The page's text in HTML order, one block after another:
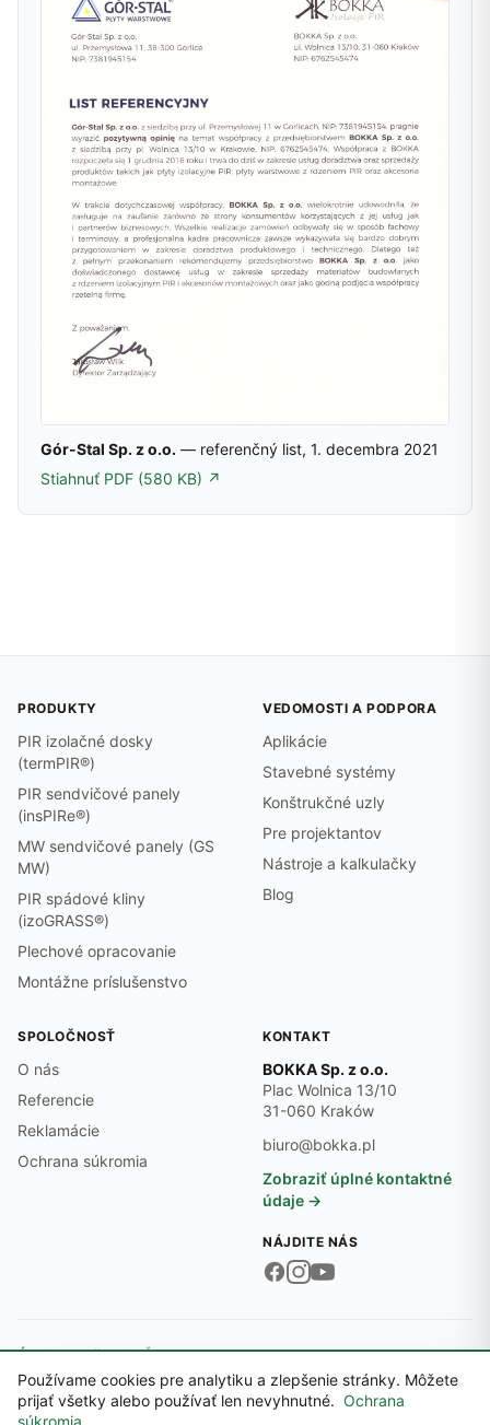
Gór-Stal Sp. z o.o. — referenčný list, 1. decembra 2021
Stiahnuť PDF (580 KB) ↗
PRODUKTY
PIR izolačné dosky
(termPIR®)
PIR sendvičové panely
(insPIRe®)
MW sendvičové panely (GS
MW)
PIR spádové kliny
(izoGRASS®)
Plechové opracovanie
Montážne príslušenstvo
VEDOMOSTI A PODPORA
Aplikácie
Stavebné systémy
Konštrukčné uzly
Pre projektantov
Nástroje a kalkulačky
Blog
SPOLOČNOSŤ
O nás
Referencie
Reklamácie
Ochrana súkromia
KONTAKT
BOKKA Sp. z o.o.
Plac Wolnica 13/10
31-060 Kraków
biuro@bokka.pl
Zobraziť úplné kontaktné
údaje →
NÁJDITE NÁS
Údaje spoločnosti:IČ DPH PL6762545474 · REGON 369497701 · KRS
0000718870
© 2026 BOKKA Sp. z o.o.
Okresný súd pre Krakov-Śródmieście, XI. obchodné oddelenie Národného
Používame cookies pre analytiku a zlepšenie stránky. Môžete
prijať všetky alebo používať len nevyhnutné. Ochrana
súkromia